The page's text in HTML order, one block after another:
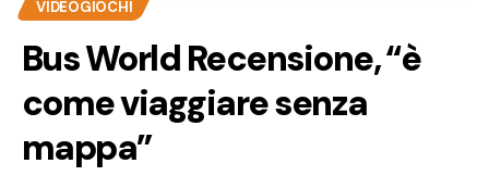
VIDEOGIOCHI
Bus World Recensione, “è
come viaggiare senza
mappa”